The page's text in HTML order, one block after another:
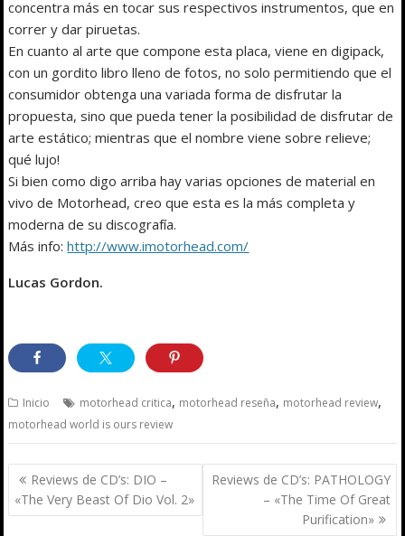
concentra más en tocar sus respectivos instrumentos, que en
correr y dar piruetas.
En cuanto al arte que compone esta placa, viene en digipack,
con un gordito libro lleno de fotos, no solo permitiendo que el
consumidor obtenga una variada forma de disfrutar la
propuesta, sino que pueda tener la posibilidad de disfrutar de
arte estático; mientras que el nombre viene sobre relieve;
qué lujo!
Si bien como digo arriba hay varias opciones de material en
vivo de Motorhead, creo que esta es la más completa y
moderna de su discografía.
Más info:http://www.imotorhead.com/
Lucas Gordon.
Inicio motorhead critica, motorhead reseña, motorhead review,
motorhead world is ours review
Navegación
de
entradas
Reviews de CD’s: DIO –
«The Very Beast Of Dio Vol. 2»
Reviews de CD’s: PATHOLOGY
– «The Time Of Great
Purification»